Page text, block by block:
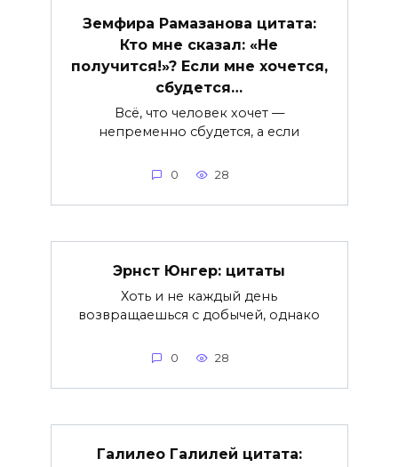
Земфира Рамазанова цитата:
Кто мне сказал: «Не
получится!»? Если мне хочется,
сбудется…
Всё, что человек хочет —
непременно сбудется, а если
0 28
Эрнст Юнгер: цитаты
Хоть и не каждый день
возвращаешься с добычей, однако
0 28
Галилео Галилей цитата: